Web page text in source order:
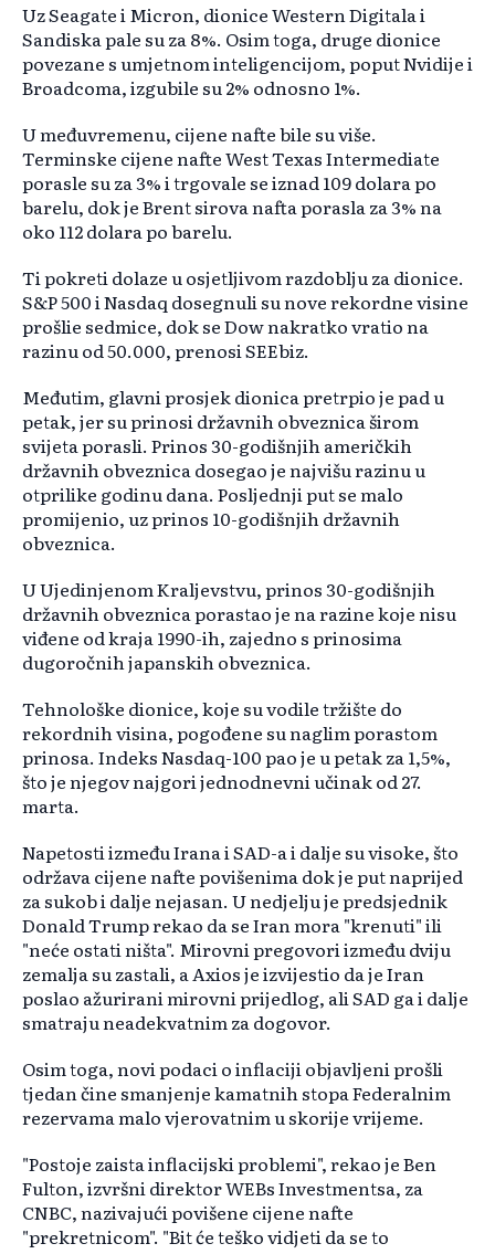
Uz Seagate i Micron, dionice Western Digitala i
Sandiska pale su za 8%. Osim toga, druge dionice
povezane s umjetnom inteligencijom, poput Nvidije i
Broadcoma, izgubile su 2% odnosno 1%.
U međuvremenu, cijene nafte bile su više.
Terminske cijene nafte West Texas Intermediate
porasle su za 3% i trgovale se iznad 109 dolara po
barelu, dok je Brent sirova nafta porasla za 3% na
oko 112 dolara po barelu.
Ti pokreti dolaze u osjetljivom razdoblju za dionice.
S&P 500 i Nasdaq dosegnuli su nove rekordne visine
prošlie sedmice, dok se Dow nakratko vratio na
razinu od 50.000, prenosi SEEbiz.
Međutim, glavni prosjek dionica pretrpio je pad u
petak, jer su prinosi državnih obveznica širom
svijeta porasli. Prinos 30-godišnjih američkih
državnih obveznica dosegao je najvišu razinu u
otprilike godinu dana. Posljednji put se malo
promijenio, uz prinos 10-godišnjih državnih
obveznica.
U Ujedinjenom Kraljevstvu, prinos 30-godišnjih
državnih obveznica porastao je na razine koje nisu
viđene od kraja 1990-ih, zajedno s prinosima
dugoročnih japanskih obveznica.
Tehnološke dionice, koje su vodile tržište do
rekordnih visina, pogođene su naglim porastom
prinosa. Indeks Nasdaq-100 pao je u petak za 1,5%,
što je njegov najgori jednodnevni učinak od 27.
marta.
Napetosti između Irana i SAD-a i dalje su visoke, što
održava cijene nafte povišenima dok je put naprijed
za sukob i dalje nejasan. U nedjelju je predsjednik
Donald Trump rekao da se Iran mora "krenuti" ili
"neće ostati ništa". Mirovni pregovori između dviju
zemalja su zastali, a Axios je izvijestio da je Iran
poslao ažurirani mirovni prijedlog, ali SAD ga i dalje
smatraju neadekvatnim za dogovor.
Osim toga, novi podaci o inflaciji objavljeni prošli
tjedan čine smanjenje kamatnih stopa Federalnim
rezervama malo vjerovatnim u skorije vrijeme.
"Postoje zaista inflacijski problemi", rekao je Ben
Fulton, izvršni direktor WEBs Investmentsa, za
CNBC, nazivajući povišene cijene nafte
"prekretnicom". "Bit će teško vidjeti da se to